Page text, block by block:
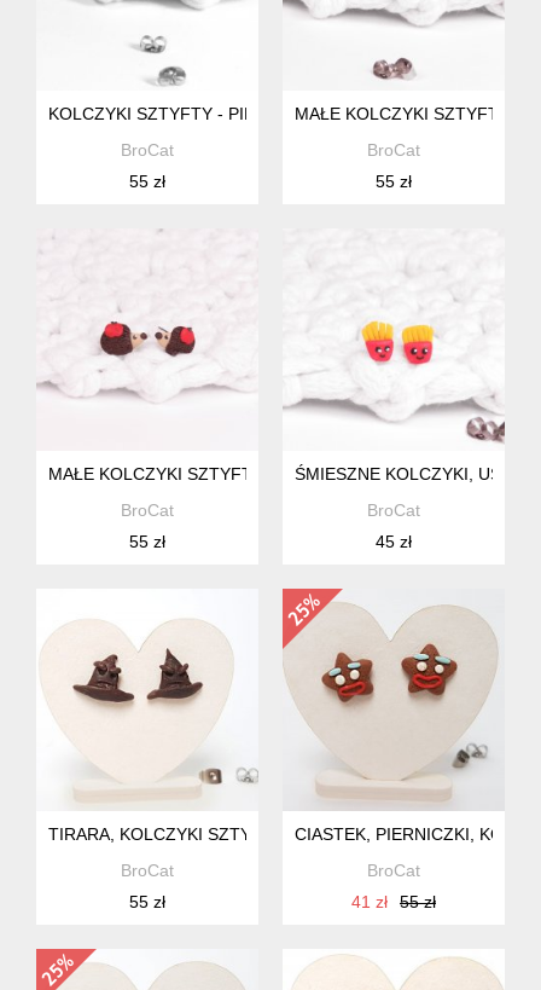
KOLCZYKI SZTYFTY - PIESKI
BroCat
55 zł
MAŁE KOLCZYKI SZTYFTY
BroCat
55 zł
MAŁE KOLCZYKI SZTYFTY JEŻYK Z JABŁUSZKIEM
BroCat
55 zł
ŚMIESZNE KOLCZYKI,
BroCat
45 zł
TIRARA, KOLCZYKI SZTYFTY HP
BroCat
55 zł
CIASTEK, PIERNICZKI,
BroCat
41 zł
55 zł